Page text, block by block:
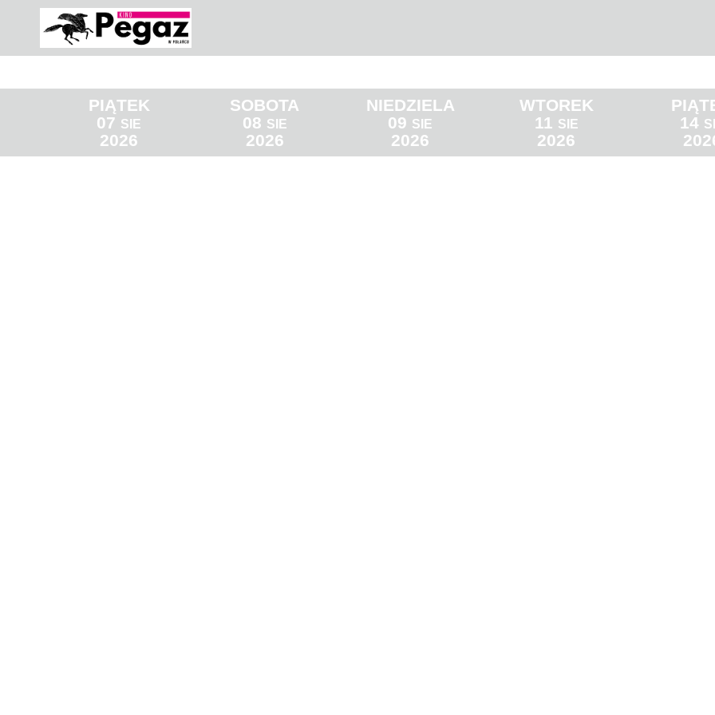
PIĄTEK
07 SIE
2026
SOBOTA
08 SIE
2026
NIEDZIELA
09 SIE
2026
WTOREK
11
SIE
2026
14